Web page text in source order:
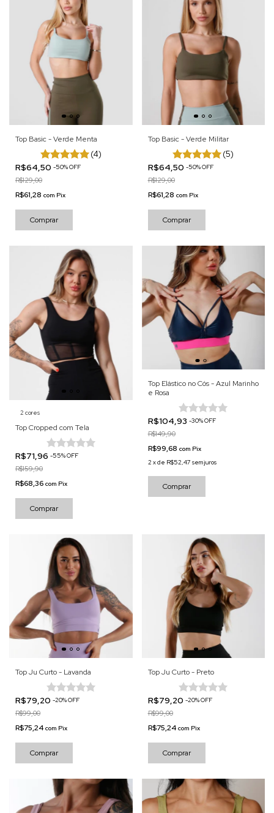
Top Basic - Verde Menta
(4)
R$64,50 -50%OFF
R$129,00
R$61,28 com Pix
Comprar
Top Basic - Verde Militar
(5)
R$64,50 -50%OFF
R$129,00
R$61,28 com Pix
Comprar
2 cores
Top Cropped com Tela
R$71,96 -55%OFF
R$159,90
R$68,36 com Pix
Comprar
Top Elástico no Cós - Azul Marinho
e Rosa
R$104,93 -30%OFF
R$149,90
R$99,68 com Pix
2 xde R$52,47 sem juros
Comprar
Top Ju Curto - Lavanda
R$79,20 -20%OFF
R$99,00
R$75,24 com Pix
Comprar
Top Ju Curto - Preto
R$79,20 -20%OFF
R$99,00
R$75,24 com Pix
Comprar